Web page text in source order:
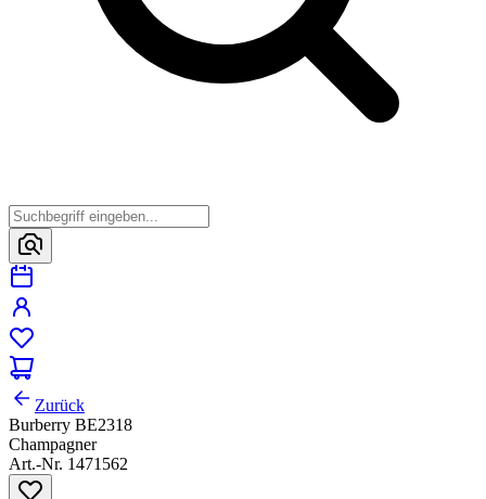
Zurück
Burberry BE2318
Champagner
Art.-Nr. 1471562